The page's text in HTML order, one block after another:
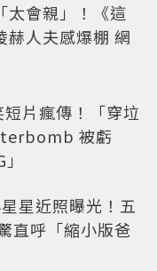
太會親」！《這
赫人夫感爆棚 網
片瘋傳！「穿垃
被虧
星近照曝光！五
直呼「縮小版爸